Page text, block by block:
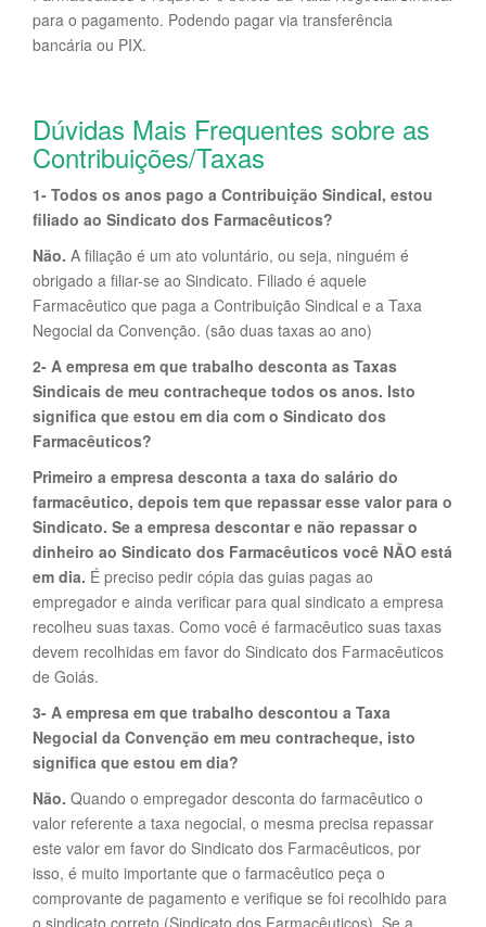
para o pagamento. Podendo pagar via transferência
bancária ou PIX.
Dúvidas Mais Frequentes sobre as
Contribuições/Taxas
1- Todos os anos pago a Contribuição Sindical, estou
filiado ao Sindicato dos Farmacêuticos?
Não. A filiação é um ato voluntário, ou seja, ninguém é
obrigado a filiar-se ao Sindicato. Filiado é aquele
Farmacêutico que paga a Contribuição Sindical e a Taxa
Negocial da Convenção. (são duas taxas ao ano)
2- A empresa em que trabalho desconta as Taxas
Sindicais de meu contracheque todos os anos. Isto
significa que estou em dia com o Sindicato dos
Farmacêuticos?
Primeiro a empresa desconta a taxa do salário do
farmacêutico, depois tem que repassar esse valor para o
Sindicato. Se a empresa descontar e não repassar o
dinheiro ao Sindicato dos Farmacêuticos você NÃO está
em dia. É preciso pedir cópia das guias pagas ao
empregador e ainda verificar para qual sindicato a empresa
recolheu suas taxas. Como você é farmacêutico suas taxas
devem recolhidas em favor do Sindicato dos Farmacêuticos
de Goiás.
3- A empresa em que trabalho descontou a Taxa
Negocial da Convenção em meu contracheque, isto
significa que estou em dia?
Não. Quando o empregador desconta do farmacêutico o
valor referente a taxa negocial, o mesma precisa repassar
este valor em favor do Sindicato dos Farmacêuticos, por
isso, é muito importante que o farmacêutico peça o
comprovante de pagamento e verifique se foi recolhido para
o sindicato correto (Sindicato dos Farmacêuticos). Se a